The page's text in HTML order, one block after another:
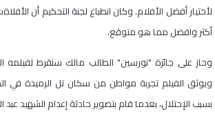
لأختيار أفضل الأفلام. وكان انطباع لجنة التحكيم أن
أكثر وافضل مما هو متوقع.
وحاز على جائزة "نورسين" الطالب مالك سنقرط لفيلمه
ويوثق الفيلم تجربة مواطن من سكان تل الرميدة في
بسبب الإحتلال، بعدما قام بتصوير حادثة إعدام الشهيد عبد